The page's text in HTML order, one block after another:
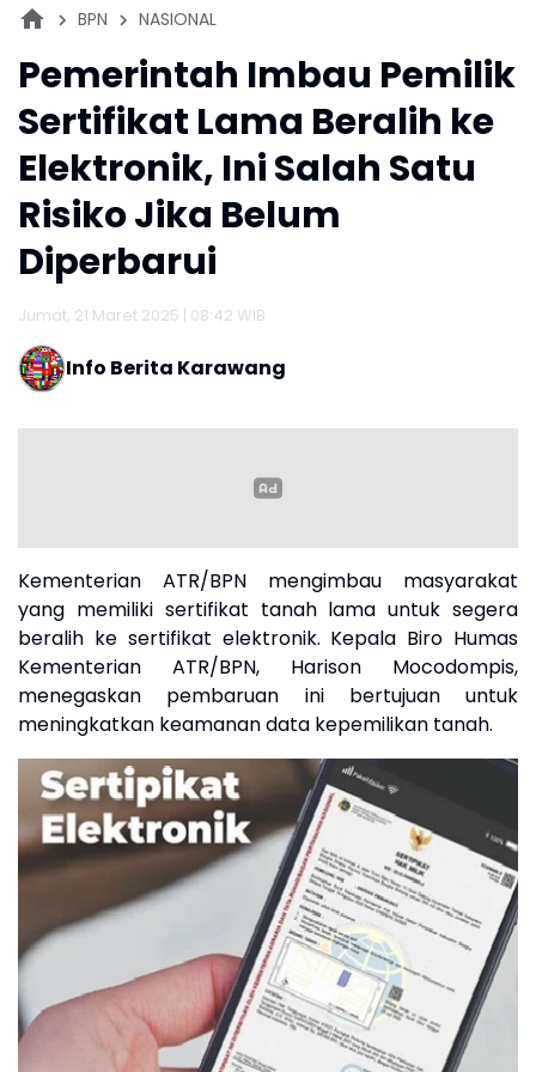
BPN NASIONAL
Pemerintah Imbau Pemilik
Sertifikat Lama Beralih ke
Elektronik, Ini Salah Satu
Risiko Jika Belum
Diperbarui
Jumat, 21 Maret 2025 | 08:42 WIB
Info Berita Karawang
Kementerian ATR/BPN mengimbau masyarakat
yang memiliki sertifikat tanah lama untuk segera
beralih ke sertifikat elektronik. Kepala Biro Humas
Kementerian ATR/BPN, Harison Mocodompis,
menegaskan pembaruan ini bertujuan untuk
meningkatkan keamanan data kepemilikan tanah.